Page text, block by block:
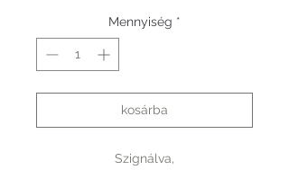
Mennyiség *
kosárba
Szignálva,